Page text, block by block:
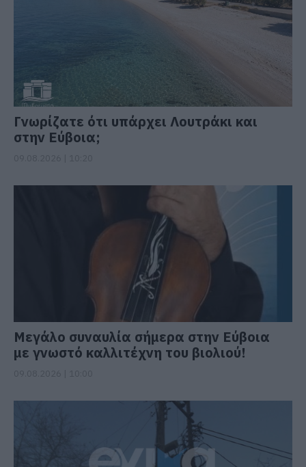
Γνωρίζατε ότι υπάρχει Λουτράκι και
στην Εύβοια;
Μεγάλο συναυλία σήμερα στην Εύβοια
με γνωστό καλλιτέχνη του βιολιού!